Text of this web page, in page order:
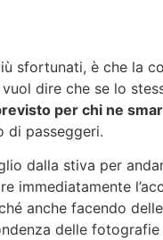
sfortunati, è che la
dire che se lo
per chi ne
di passeggeri.
dalla stiva per
immediatamente
anche facendo
delle